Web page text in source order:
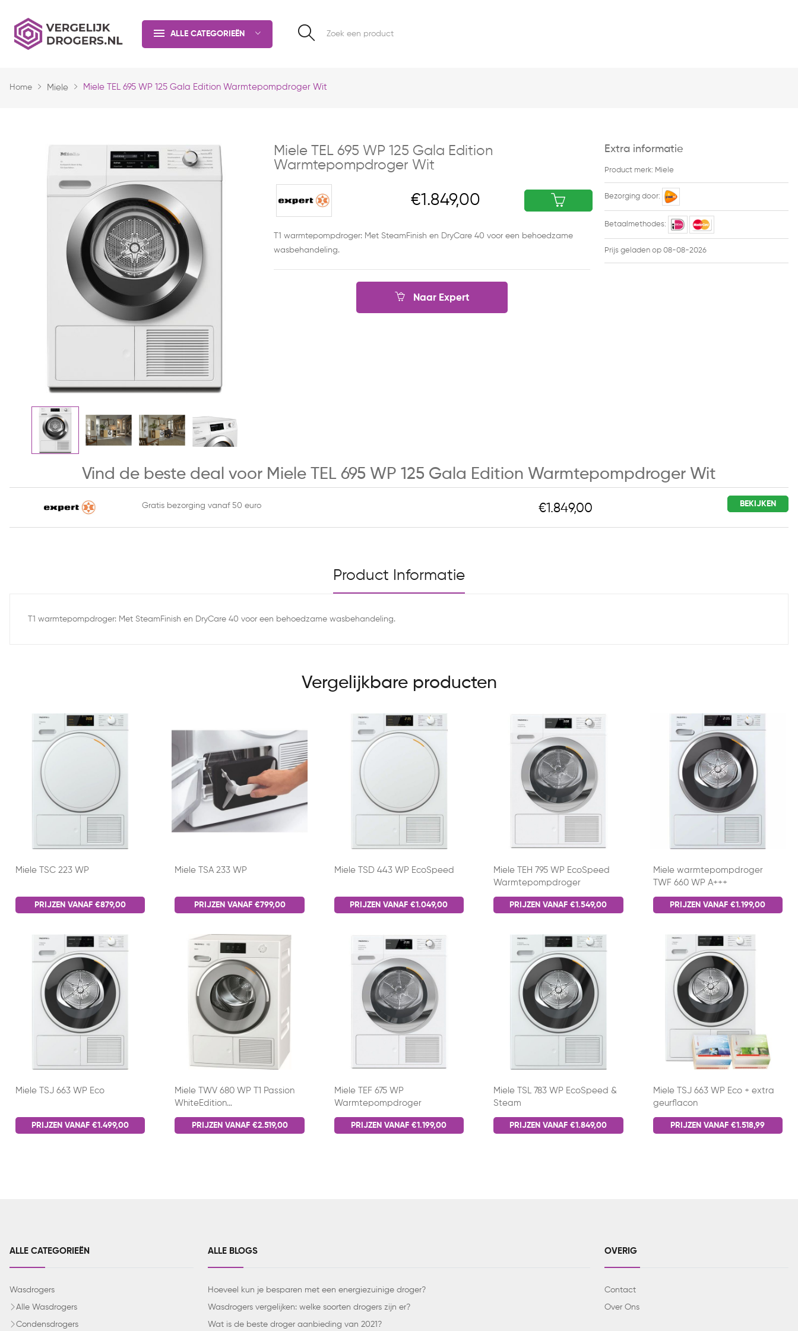
ALLE CATEGORIEËN
Home Miele Miele TEL 695 WP 125 Gala Edition Warmtepompdroger Wit
Miele TEL 695 WP 125 Gala Edition
Warmtepompdroger Wit
€1.849,00
T1 warmtepompdroger: Met SteamFinish en DryCare 40 voor een behoedzame
wasbehandeling.
Naar Expert
Extra informatie
Product merk: Miele
Bezorging door:
Betaalmethodes:
Prijs geladen op 08-08-2026
Vind de beste deal voor Miele TEL 695 WP 125 Gala Edition Warmtepompdroger Wit
Gratis bezorging vanaf 50 euro €1.849,00 BEKIJKEN
Product Informatie
T1 warmtepompdroger: Met SteamFinish en DryCare 40 voor een behoedzame wasbehandeling.
Vergelijkbare producten
Miele TSC 223 WP
PRIJZEN VANAF €879,00
Miele TSA 233 WP
PRIJZEN VANAF €799,00
Miele TSD 443 WP EcoSpeed
PRIJZEN VANAF €1.049,00
Miele TEH 795 WP EcoSpeed
Warmtepompdroger
PRIJZEN VANAF €1.549,00
Miele warmtepompdroger
TWF 660 WP A+++
PRIJZEN VANAF €1.199,00
Miele TSJ 663 WP Eco
PRIJZEN VANAF €1.499,00
Miele TWV 680 WP T1 Passion
WhiteEdition
warmtepompdroger
PRIJZEN VANAF €2.519,00
Miele TEF 675 WP
Warmtepompdroger
PRIJZEN VANAF €1.199,00
Miele TSL 783 WP EcoSpeed &
Steam
PRIJZEN VANAF €1.849,00
Miele TSJ 663 WP Eco + extra
geurflacon
PRIJZEN VANAF €1.518,99
ALLE CATEGORIEËN
Wasdrogers
Alle Wasdrogers
Condensdrogers
ALLE BLOGS
Hoeveel kun je besparen met een energiezuinige droger?
Wasdrogers vergelijken: welke soorten drogers zijn er?
Wat is de beste droger aanbieding van 2021?
OVERIG
Contact
Over Ons